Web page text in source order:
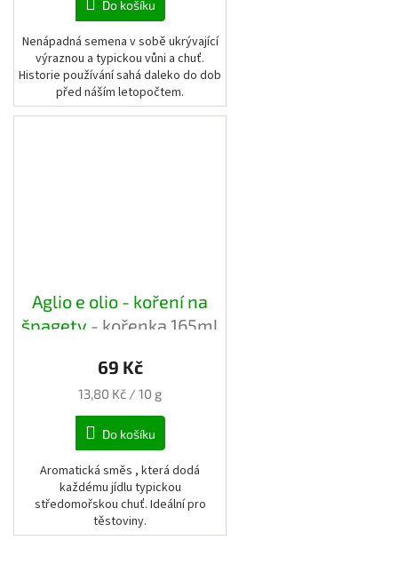
Do košíku
Nenápadná semena v sobě ukrývající
výraznou a typickou vůni a chuť.
Historie používání sahá daleko do dob
před náším letopočtem.
Aglio e olio - koření na
špagety - kořenka 165ml
69 Kč
Měrná
13,80 Kč / 10 g
Do košíku
Aromatická směs , která dodá
každému jídlu typickou
středomořskou chuť. Ideální pro
těstoviny.